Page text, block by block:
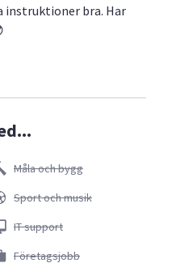
instruktioner bra. Har
Måla och bygg
Sport och musik
IT support
Företagsjobb